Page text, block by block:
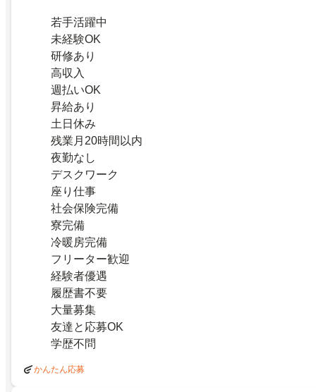
若手活躍中
未経験OK
研修あり
高収入
週払いOK
昇給あり
土日休み
残業月20時間以内
夜勤なし
デスクワーク
座り仕事
社会保険完備
寮完備
冷暖房完備
フリーター歓迎
経験者優遇
履歴書不要
大量募集
友達と応募OK
学歴不問
かんたん応募